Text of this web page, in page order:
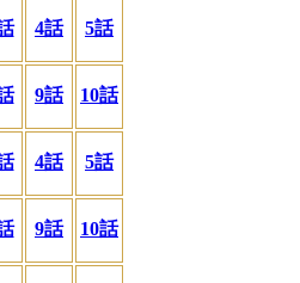
4話 5話
9話 10話
4話 5話
9話 10話